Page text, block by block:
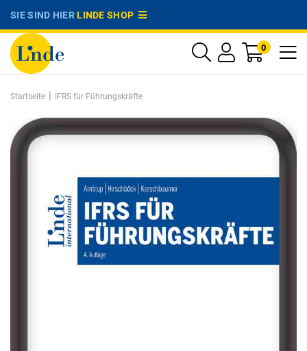
SIE SIND HIERLINDE SHOP
0
Startseite | IFRS für Führungskräfte